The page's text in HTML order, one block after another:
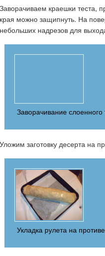
Заворачиваем краешки теста,
края можно защипнуть. На
небольших надрезов для
Заворачивание слоенного
Уложим заготовку десерта на
Укладка рулета на